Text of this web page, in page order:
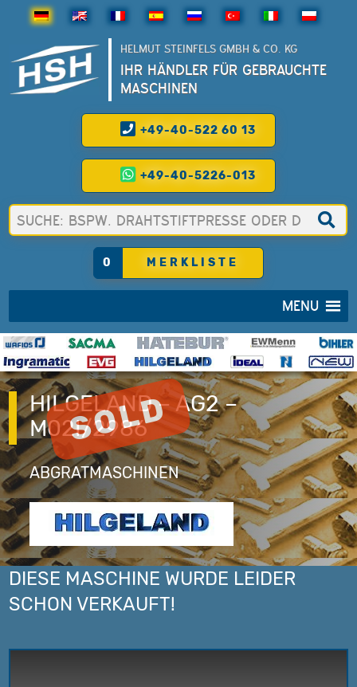
HELMUT STEINFELS GMBH & CO. KG
IHR HÄNDLER FÜR GEBRAUCHTE
MASCHINEN
+49-40-522 60 13
+49-40-5226-013
0 MERKLISTE
MENU
HILGELAND – AG2 –
M02I/2986
ABGRATMASCHINEN
DIESE MASCHINE WURDE LEIDER
SCHON VERKAUFT!